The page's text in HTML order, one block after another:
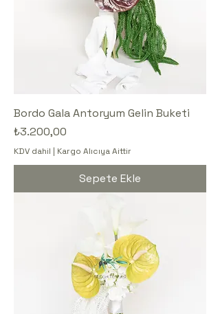
Bordo Gala Antoryum Gelin Buketi
Fiyat
₺3.200,00
KDV dahil | Kargo Alıcıya Aittir
Sepete Ekle